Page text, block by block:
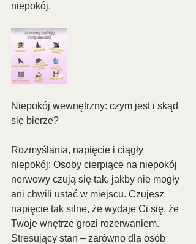
niepokój.
Niepokój wewnętrzny: czym jest i skąd
się bierze?
Rozmyślania, napięcie i ciągły
niepokój: Osoby cierpiące na niepokój
nerwowy czują się tak, jakby nie mogły
ani chwili ustać w miejscu. Czujesz
napięcie tak silne, że wydaje Ci się, że
Twoje wnętrze grozi rozerwaniem.
Stresujący stan – zarówno dla osób